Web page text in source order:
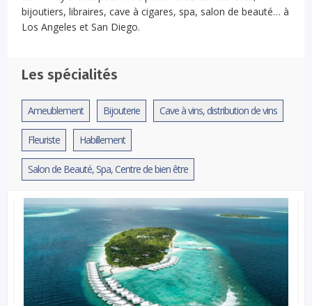
bijoutiers, libraires, cave à cigares, spa, salon de beauté… à
Los Angeles et San Diego.
Les spécialités
Ameublement Bijouterie Cave à vins, distribution de vins
Fleuriste Habillement
Salon de Beauté, Spa, Centre de bien être